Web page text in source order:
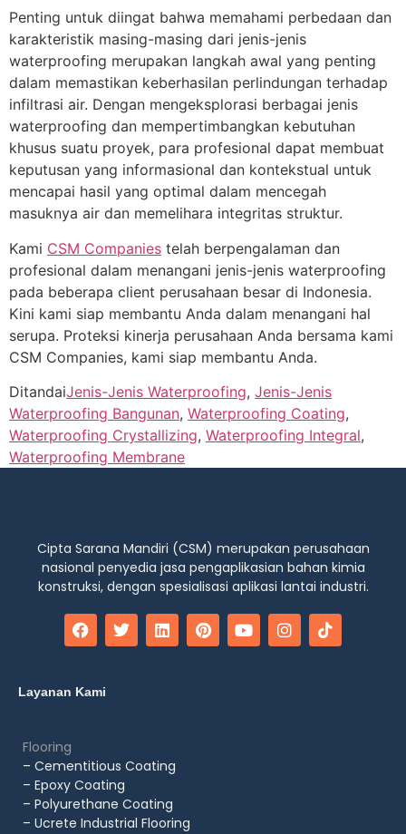
Penting untuk diingat bahwa memahami perbedaan dan
karakteristik masing-masing dari jenis-jenis
waterproofing merupakan langkah awal yang penting
dalam memastikan keberhasilan perlindungan terhadap
infiltrasi air. Dengan mengeksplorasi berbagai jenis
waterproofing dan mempertimbangkan kebutuhan
khusus suatu proyek, para profesional dapat membuat
keputusan yang informasional dan kontekstual untuk
mencapai hasil yang optimal dalam mencegah
masuknya air dan memelihara integritas struktur.
Kami CSM Companies telah berpengalaman dan
profesional dalam menangani jenis-jenis waterproofing
pada beberapa client perusahaan besar di Indonesia.
Kini kami siap membantu Anda dalam menangani hal
serupa. Proteksi kinerja perusahaan Anda bersama kami
CSM Companies, kami siap membantu Anda.
DitandaiJenis-Jenis Waterproofing, Jenis-Jenis
Waterproofing Bangunan, Waterproofing Coating,
Waterproofing Crystallizing, Waterproofing Integral,
Waterproofing Membrane
Cipta Sarana Mandiri (CSM) merupakan perusahaan
nasional penyedia jasa pengaplikasian bahan kimia
konstruksi, dengan spesialisasi aplikasi lantai industri.
Layanan Kami
Flooring
– Cementitious Coating
– Epoxy Coating
– Polyurethane Coating
– Ucrete Industrial Flooring